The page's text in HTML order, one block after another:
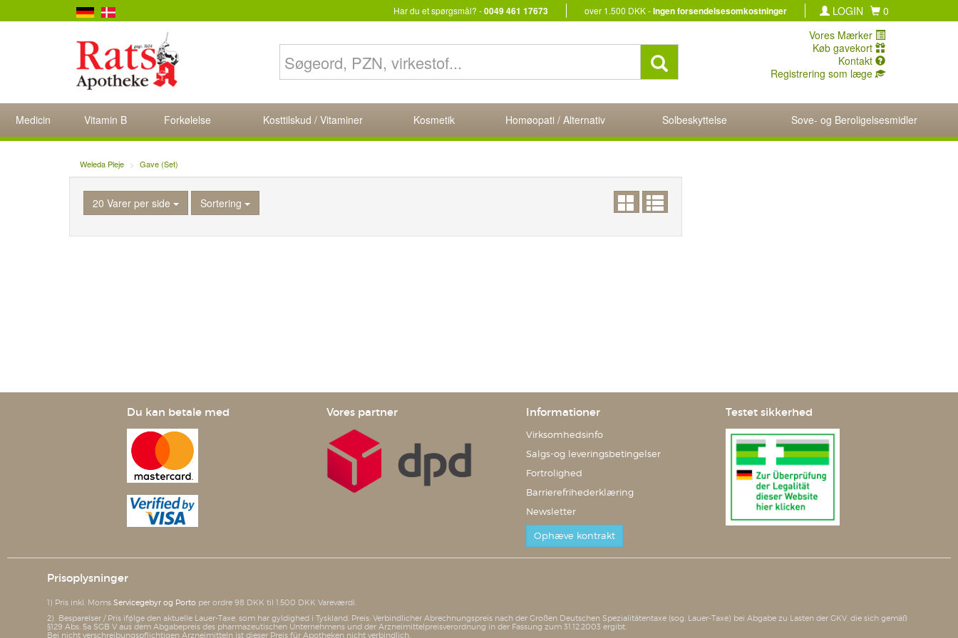
Har du et spørgsmål? -0049 461 17673 over 1.500 DKK -Ingen forsendelsesomkostninger LOGIN
0
Vores Mærker
Køb gavekort
Kontakt
Registrering som læge
Medicin Vitamin B Forkølelse Kosttilskud / Vitaminer Kosmetik Homøopati / Alternativ Solbeskyttelse Sove- og Beroligelsesmidler
Weleda Pleje Gave (Set)
20 Varer per side Sortering
Du kan betale med Vores partner Informationer
Virksomhedsinfo
Salgs-og leveringsbetingelser
Fortrolighed
Barrierefrihederklæring
Newsletter
Ophæve kontrakt
Testet sikkerhed
Prisoplysninger
1) Pris inkl. Moms Servicegebyr og Porto per ordre 98 DKK til 1.500 DKK Vareværdi.
2) Besparelser / Pris ifølge den aktuelle Lauer-Taxe, som har gyldighed i Tyskland. Preis: Verbindlicher Abrechnungspreis nach der Großen Deutschen Spezialitätentaxe (sog. Lauer-Taxe) bei Abgabe zu Lasten der GKV, die sich gemäß
§129 Abs. 5a SGB V aus dem Abgabepreis des pharmazeutischen Unternehmens und der Arzneimittelpreisverordnung in der Fassung zum 31.12.2003 ergibt.
Bei nicht verschreibungspflichtigen Arzneimitteln ist dieser Preis für Apotheken nicht verbindlich.